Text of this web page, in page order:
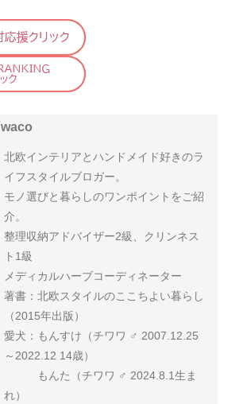
waco
北欧インテリアとハンドメイド好きのラ
イフスタイルブロガー。
モノ選びと暮らしのワンポイントをご紹
介。
整理収納アドバイザー2級、クリンネス
ト1級
メディカルハーブコーディネーター
著書：北欧スタイルのここちよい暮らし
（2015年出版）
愛犬：もんすけ（チワワ ♂ 2007.12.25
～2022.12 14歳）
もんた（チワワ ♂ 2024.8.1生ま
れ）